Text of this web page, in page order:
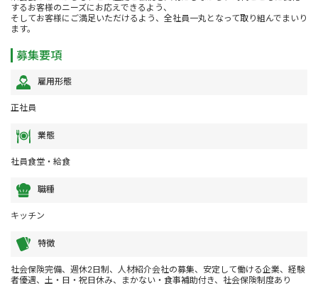
するお客様のニーズにお応えできるよう、
そしてお客様にご満足いただけるよう、全社員一丸となって取り組んでまいり
ます。
募集要項
雇用形態
正社員
業態
社員食堂・給食
職種
キッチン
特徴
社会保険完備、週休2日制、人材紹介会社の募集、安定して働ける企業、経験
者優遇、土・日・祝日休み、まかない・食事補助付き、社会保険制度あり